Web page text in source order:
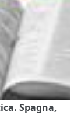
Spagna,